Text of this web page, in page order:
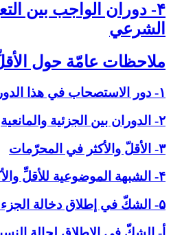
۴- دوران الواجب بين
الشرعي‏
ملاحظات عامّة حول الأقلِّ
۱- دور الاستصحاب في هذا الدوران
۲- الدوران بين الجزئية والمانعية
۳- الأقلّ والأكثر في المحرّمات
۴- الشبهة الموضوعية للأقلِّ والأكثر
۵- الشكّ في إطلاق دخالة الجزء أو الشرط